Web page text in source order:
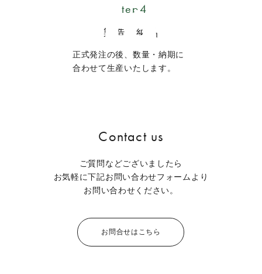
Step4
製造・納品
正式発注の後、数量・納期に
合わせて生産いたします。
Contact us
ご質問などございましたら
お気軽に下記お問い合わせフォームより
お問い合わせください。
お問合せはこちら